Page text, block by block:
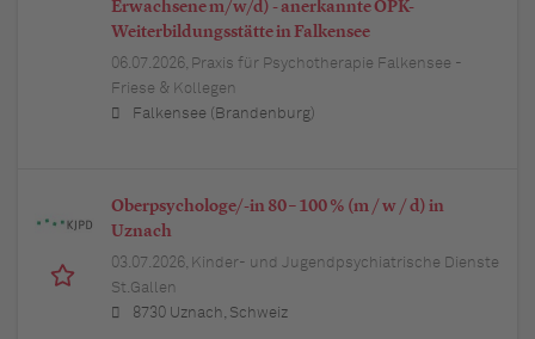
Erwachsene m/w/d) - anerkannte OPK-
Weiterbildungsstätte in Falkensee
06.07.2026, Praxis für Psychotherapie Falkensee -
Friese & Kollegen
Falkensee (Brandenburg)
Oberpsychologe/-in 80 – 100 % (m / w / d) in
Uznach
03.07.2026, Kinder- und Jugendpsychiatrische Dienste
St.Gallen
8730 Uznach, Schweiz